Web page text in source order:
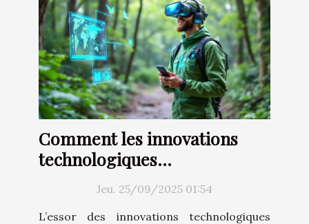
Comment les innovations
technologiques
transforment-elles le
tourisme durable ?
Jeu. 25/09/2025 01:54
L’essor des innovations technologiques